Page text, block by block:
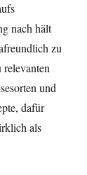
nach hält
zu
relevanten
und
dafür
als